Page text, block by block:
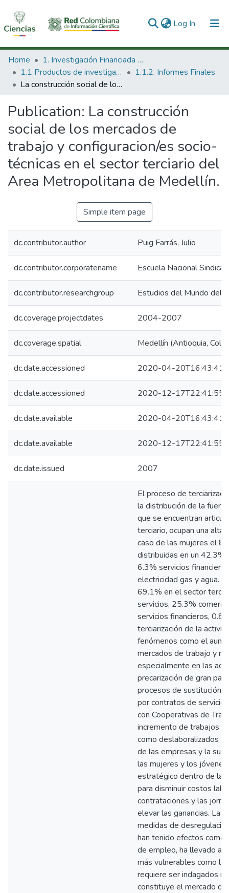
Log In (current)
Communities & Collections
All of DSpace
Home
1. Investigación Financiada con Recursos Públicos
1.1 Productos de investigación
1.1.2. Informes Finales
La construcción social de los mercados de trabajo y configuracion/es socio-técnicas en el sector terciario del Area Metropolitana de Medellín.
Publication: La construcción
social de los mercados de
trabajo y configuracion/es socio-
técnicas en el sector terciario del
Area Metropolitana de Medellín.
Simple item page
dc.contributor.author Puig Farrás, Julio
dc.contributor.corporatename Escuela Nacional
dc.contributor.researchgroup Estudios del Mundo del
dc.coverage.projectdates 2004-2007
dc.coverage.spatial Medellín (Antioquia,
dc.date.accessioned 2020-04-20T16:43:41Z
dc.date.accessioned 2020-12-17T22:41:55Z
dc.date.available 2020-04-20T16:43:41Z
dc.date.available 2020-12-17T22:41:55Z
dc.date.issued 2007
El proceso de
la distribución de la
que se encuentran
terciario, ocupan una
caso de las mujeres el
distribuidas en un 42.3%
6.3% servicios
electricidad gas y agua.
69.1% en el sector
servicios, 25.3%
servicios financieros,
terciarización de la
fenómenos como el
mercados de trabajo y
especialmente en las
precarización de gran
procesos de sustitución
por contratos de servicio
con Cooperativas de
incremento de trabajos
como deslaboralizados -
de las empresas y la
las mujeres y los
estratégico dentro de la
para disminuir costos
contrataciones y las
elevar las ganancias. La
medidas de
han tenido efectos como
de empleo, ha llevado a
más vulnerables como
requiere ser indagados
constituye el mercado